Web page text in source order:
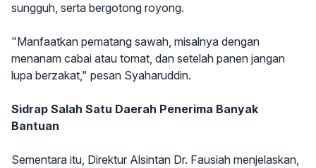
sungguh, serta bergotong royong.
"Manfaatkan pematang sawah, misalnya dengan
menanam cabai atau tomat, dan setelah panen jangan
lupa berzakat," pesan Syaharuddin.
Sidrap Salah Satu Daerah Penerima Banyak
Bantuan
Sementara itu, Direktur Alsintan Dr. Fausiah menjelaskan,